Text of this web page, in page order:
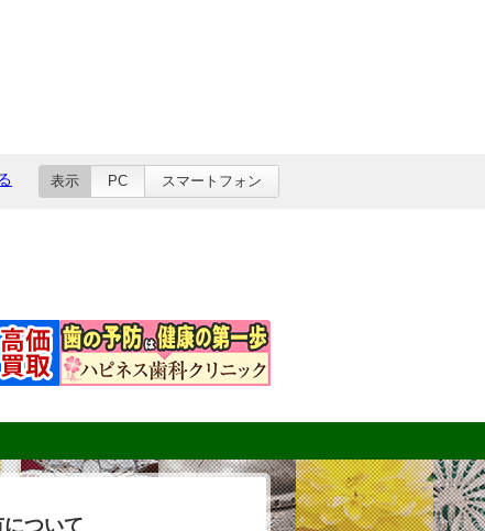
表示 PC スマートフォン
ついて